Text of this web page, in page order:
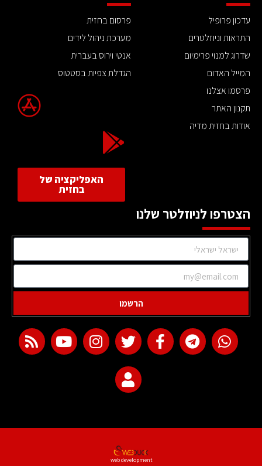
עדכון פרופיל
התראות וניוזלטרים
שדרוג למנוי פרימיום
המייל האדום
פרסמו אצלנו
תקנון האתר
אודות בחזית מדיה
פרסום בחזית
מערכת ניהול לידים
אנטי וירוס בעברית
הגדלת צפיות בסטטוס
האפליקציה של
בחזית
הצטרפו לניוזלטר שלנו
הרשמו
web development